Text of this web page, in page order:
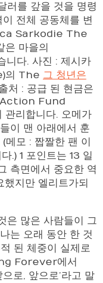
러를 갚을 것을 명령
전체 공동체를 변
Sarkodie The
마을의
다. 사진 : 제시카
의 The 그 청년은
처 : 공급 된 현금은
Fund
리합니다. 오메가
이 맨 아래에서 훈
모 : 짭짤한 팬 이
.) 1 포인트는 13 일
측면에서 중요한 역
지만 엘리트가되
은 많은 사람들이 그
는 오래 동안 한 것
된 체중이 실제로
Forever에서
로, 앞으로’라고 말